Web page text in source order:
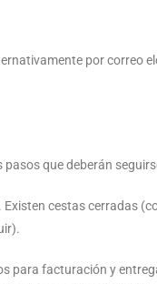
por correo
que deberán
Existen cestas cerradas
para facturación y